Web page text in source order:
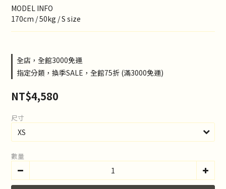
MODEL INFO
170cm / 50kg / S size
全店，全館3000免運
指定分類，換季SALE，全館75折 (滿3000免運)
NT$4,580
尺寸
數量